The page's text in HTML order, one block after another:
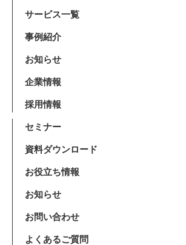
サービス一覧
事例紹介
お知らせ
企業情報
採用情報
セミナー
資料ダウンロード
お役立ち情報
お知らせ
お問い合わせ
よくあるご質問